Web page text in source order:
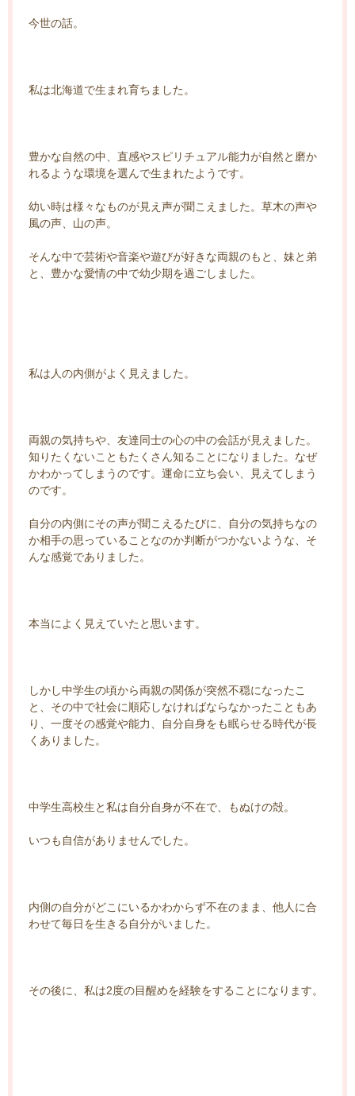
今世の話。
私は北海道で生まれ育ちました。
豊かな自然の中、直感やスピリチュアル能力が自然と磨か
れるような環境を選んで生まれたようです。
幼い時は様々なものが見え声が聞こえました。草木の声や
風の声、山の声。
そんな中で芸術や音楽や遊びが好きな両親のもと、妹と弟
と、豊かな愛情の中で幼少期を過ごしました。
私は人の内側がよく見えました。
両親の気持ちや、友達同士の心の中の会話が見えました。
知りたくないこともたくさん知ることになりました。なぜ
かわかってしまうのです。運命に立ち会い、見えてしまう
のです。
自分の内側にその声が聞こえるたびに、自分の気持ちなの
か相手の思っていることなのか判断がつかないような、そ
んな感覚でありました。
本当によく見えていたと思います。
しかし中学生の頃から両親の関係が突然不穏になったこ
と、その中で社会に順応しなければならなかったこともあ
り、一度その感覚や能力、自分自身をも眠らせる時代が長
くありました。
中学生高校生と私は自分自身が不在で、もぬけの殻。
いつも自信がありませんでした。
内側の自分がどこにいるかわからず不在のまま、他人に合
わせて毎日を生きる自分がいました。
その後に、私は2度の目醒めを経験をすることになります。